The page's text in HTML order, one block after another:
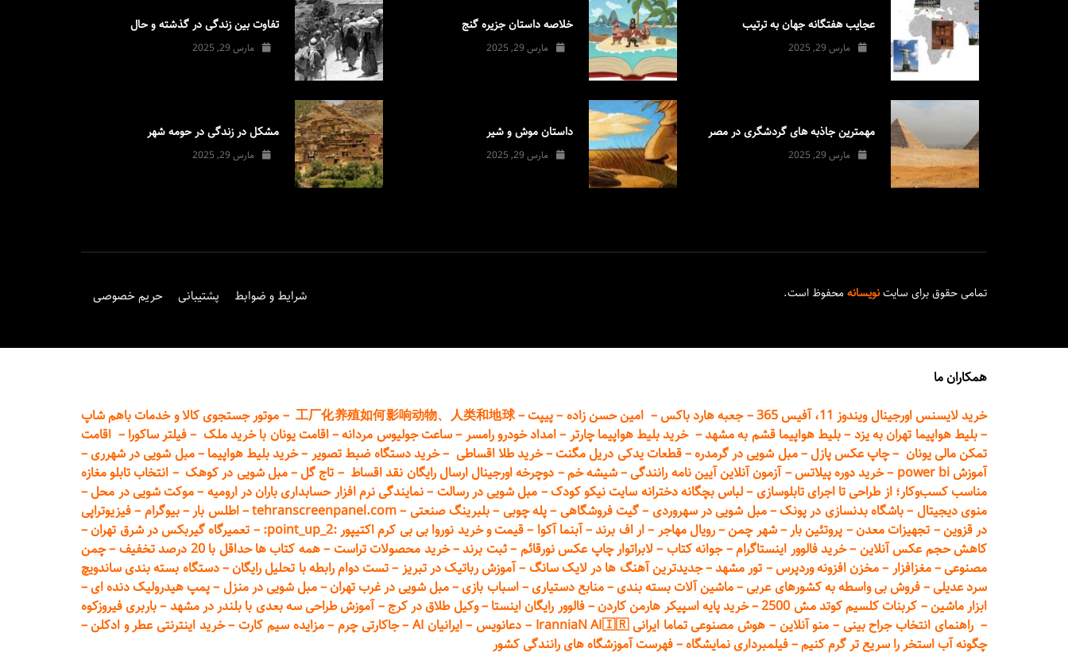
عجایب هفتگانه جهان به ترتیب
مارس 29, 2025
مهمترین جاذبه های گردشگری در مصر
مارس 29, 2025
خلاصه داستان جزیره گنج
مارس 29, 2025
داستان موش و شیر
مارس 29, 2025
تفاوت بین زندگی در گذشته و حال
مارس 29, 2025
مشکل در زندگی در حومه شهر
مارس 29, 2025
تمامی حقوق برای سایتنویسانهمحفوظ است. شرایط و ضوابط پشتیبانی حریم خصوصی
همکاران ما
خرید لایسنس اورجینال ویندوز 11، آفیس 365
–جعبه هارد باکس– امین حسن زاده –پیپت–
工厂化养殖如何影响动物、人类和地球
– موتور جستجوی کالا و خدمات باهم شاپ
–بلیط هواپیما تهرانبه یزد –بلیط هواپیما قشم به مشهد–خرید بلیط هواپیما چارتر –امداد خودرورامسر –ساعت جولیوس مردانه–اقامت یونان با خرید ملک –فیلتر ساکورا – اقامت
تمکن مالی یونان –چاپ عکس پازل–مبل شویی در گرمدره–قطعاتیدکی دریل مگنت–خرید طلا اقساطی –خرید دستگاه ضبط تصویر –خرید بلیط هواپیما –مبل شویی در شهرری–
آموزش power bi
–خرید دورهپیلاتس–آزمون آنلاین آیین نامه رانندگی–شیشه خم– دوچرخه اورجینال ارسال رایگان نقد اقساط – تاج گل–مبل شویی در کوهک– انتخاب تابلو مغازه
مناسب کسب‌وکار؛ از طراحی تا اجرای تابلوسازی –لباس بچگانه دخترانه سایت نیکو کودک– مبل شویی در رسالت –نمایندگی نرم افزار حسابداری باران در ارومیه –موکت شویی در محل–
منوی دیجیتال –باشگاه بدنسازی در پونک–مبل شویی در سهروردی –گیت فروشگاهی –پله چوبی –بلبرینگ صنعتی –
tehranscreenpanel.com
–اطلس بار –بیوگرام –فیزیوتراپی
در قزوین– تجهیزات معدن– پروتئین بار –شهر چمن–رویال مهاجر –ار اف برند–آبنما آکوا –قیمت و خرید نوروا بی بی کرم اکتیپور :point_up_2: – تعمیرگاه گیربکس در شرق تهران–
کاهش حجم عکس آنلاین –خرید فالوور اینستاگرام–جوانه کتاب – لابراتوار چاپ عکس نورقائم –ثبت برند–خرید محصولات تراست –همه کتاب ها حداقل با 20 درصد تخفیف –چمن
مصنوعی–مغزافزار –مخزن افزونه وردپرس– تور مشهد–جدیدترین آهنگ ها در لایک سانگ –آموزشرباتیک در تبریز –تست دوام رابطه با تحلیل رایگان–دستگاه بسته‌ بندی ساندویچ
سرد عدیلی–فروش بی واسطه بهکشورهای عربی–ماشین آلات بسته بندی–منابع دستیاری–اسباب بازی–مبل شویی در غرب تهران–مبل شویی در منزل –پمپ هیدرولیک دنده ای–
ابزار ماشین– کربنات کلسیم کوتد مش 2500 –خرید پایه اسپیکر هارمن کاردن–فالوور رایگان اینستا –وکیل طلاق در کرج –آموزش طراحی سه بعدی با بلندر در مشهد –باربری فیروزکوه
–راهنمای انتخاب جراح بینی – منو آنلاین – هوش مصنوعی تماما ایرانی IranniaN AI🇮🇷 – دعانویس–ایرانیان AI –جاکارتی چرم –مزایده سیم کارت–خرید اینترنتی عطر و ادکلن–
چگونه آب استخر را سریع تر گرم کنیم–فیلمبرداری نمایشگاه–فهرست آموزشگاه های رانندگی کشور